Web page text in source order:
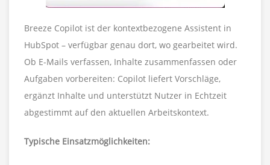
Breeze Copilot ist der kontextbezogene Assistent in
HubSpot – verfügbar genau dort, wo gearbeitet wird.
Ob E-Mails verfassen, Inhalte zusammenfassen oder
Aufgaben vorbereiten: Copilot liefert Vorschläge,
ergänzt Inhalte und unterstützt Nutzer in Echtzeit
abgestimmt auf den aktuellen Arbeitskontext.
Typische Einsatzmöglichkeiten: